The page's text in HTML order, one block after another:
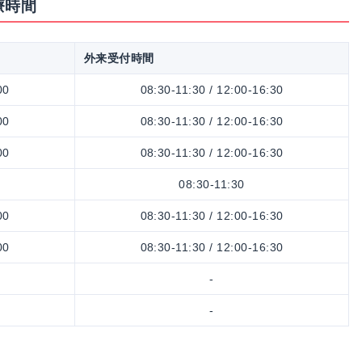
時間
外来受付時間
08:30-11:30 / 12:00-16:30
08:30-11:30 / 12:00-16:30
08:30-11:30 / 12:00-16:30
08:30-11:30
08:30-11:30 / 12:00-16:30
08:30-11:30 / 12:00-16:30
-
-